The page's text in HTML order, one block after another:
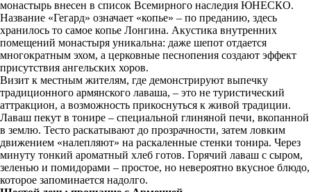
монастырь внесен в список Всемирного наследия ЮНЕСКО.
Название «Гегард» означает «копье» – по преданию, здесь
хранилось то самое копье Лонгина. Акустика внутренних
помещений монастыря уникальна: даже шепот отдается
многократным эхом, а церковные песнопения создают эффект
присутствия ангельских хоров.
Визит к местным жителям, где демонстрируют выпечку
традиционного армянского лаваша, – это не туристический
аттракцион, а возможность прикоснуться к живой традиции.
Лаваш пекут в тонире – специальной глиняной печи, вкопанной
в землю. Тесто раскатывают до прозрачности, затем ловким
движением «налепляют» на раскаленные стенки тонира. Через
минуту тонкий ароматный хлеб готов. Горячий лаваш с сыром,
зеленью и помидорами – простое, но невероятно вкусное блюдо,
которое запоминается надолго.